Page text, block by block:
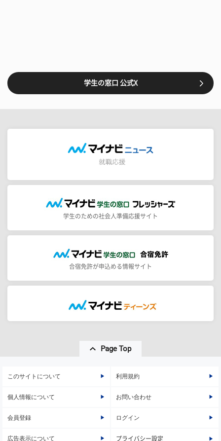
学生の窓口 公式X
学生のための社会人準備応援サイト
合宿免許が申込める情報サイト
Page Top
このサイトについて 利用規約
個人情報について お問い合わせ
会員登録 ログイン
広告表示について プライバシー設定